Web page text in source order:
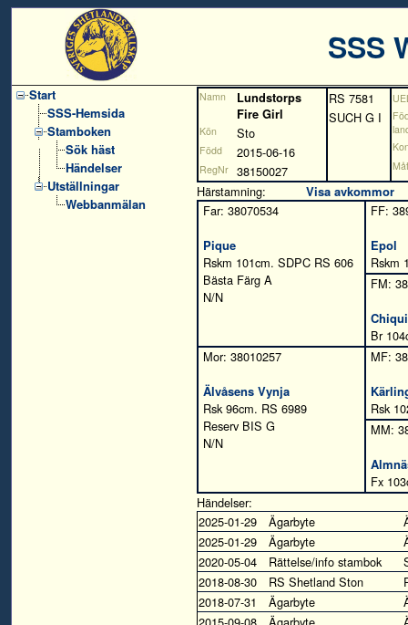
SSS
Start
SSS-Hemsida
Stamboken
Sök häst
Händelser
Utställningar
Webbanmälan
Namn
Lundstorps
Fire Girl
Kön Sto
Född 2015-06-16
RegNr 38150027
RS 7581
SUCH G I
Härstamning:
Visa avkommor
Far: 38070534
Pique
Rskm 101cm. SDPC RS 606
Bästa Färg A
N/N
FF:
Epol
Rskm
FM:
Br
Mor: 38010257
Älvåsens Vynja
Rsk 96cm. RS 6989
Reserv BIS G
N/N
MF:
Rsk
MM:
Fx
Händelser:
2025-01-29
Ägarbyte
2025-01-29
Ägarbyte
2020-05-04
Rättelse/info stambok
2018-08-30
RS Shetland Ston
2018-07-31
Ägarbyte